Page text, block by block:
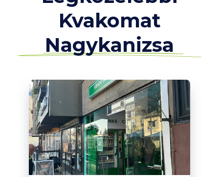
Kvakomat
Nagykanizsa